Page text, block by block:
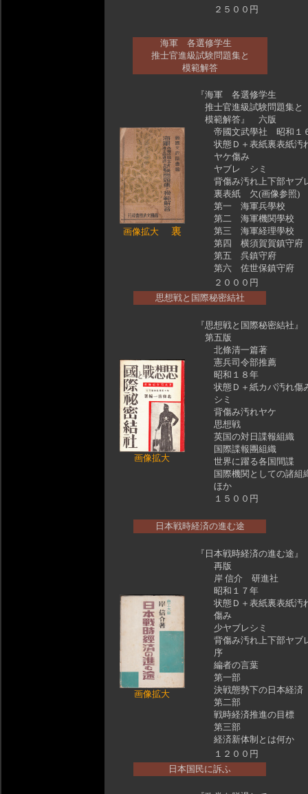
２５００円
海軍 各選修学生
推士官進級試験問題集と
模範解答
画像拡大 裏
『海軍 各選修学生
推士官進級試験問題集と
模範解答』 六版
帝國文武學社 昭和１
状態Ｄ＋表紙裏表紙汚
ヤケ傷み
ヤブレ シミ
背傷み汚れ上下部ヤブ
裏表紙 欠(画像参照)
第一 海軍兵學校
第二 海軍機関學校
第三 海軍経理學校
第四 横須賀賀鎮守府
第五 呉鎮守府
第六 佐世保鎮守府
２０００円
思想戦と国際秘密結社
画像拡大
『思想戦と国際秘密結社』
第五版
北條清一篇著
憲兵司令部推薦
昭和１８年
状態Ｄ＋紙カバ汚れ傷
シミ
背傷み汚れヤケ
思想戦
英国の対日諜報組織
国際諜報團組織
世界に躍る各国間諜
国際機関としての諸
ほか
１５００円
日本戦時経済の進む途
画像拡大
『日本戦時経済の進む途』
再版
岸 信介 研進社
昭和１７年
状態Ｄ＋表紙裏表紙汚
傷み
少ヤブレシミ
背傷み汚れ上下部ヤブ
序
編者の言葉
第一部
決戦態勢下の日本経済
第二部
戦時経済推進の目標
第三部
経済新体制とは何か
１２００円
日本国民に訴ふ